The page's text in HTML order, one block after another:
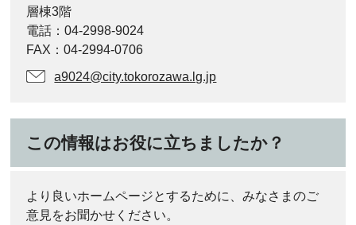
層棟3階
電話：04-2998-9024
FAX：04-2994-0706
a9024@city.tokorozawa.lg.jp
この情報はお役に立ちましたか？
より良いホームページとするために、みなさまのご
意見をお聞かせください。